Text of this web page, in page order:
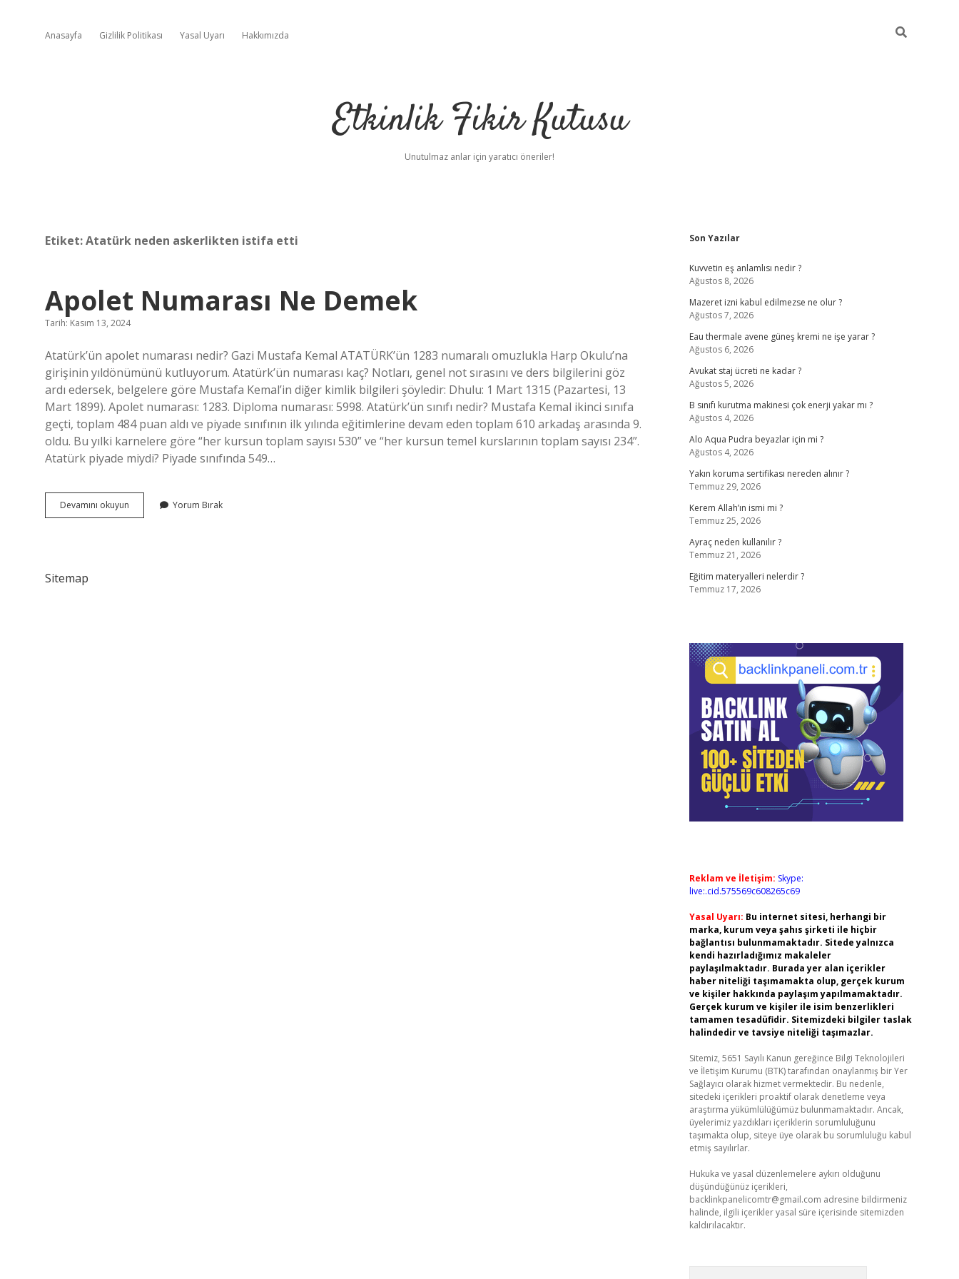
Anasayfa Gizlilik Politikası Yasal Uyarı Hakkımızda
Etkinlik Fikir Kutusu
Unutulmaz anlar için yaratıcı öneriler!
Etiket:Atatürk neden askerlikten istifa etti
Apolet Numarası Ne Demek
Tarih: Kasım 13, 2024
Atatürk’ün apolet numarası nedir? Gazi Mustafa Kemal ATATÜRK’ün 1283 numaralı omuzlukla Harp Okulu’na
girişinin yıldönümünü kutluyorum. Atatürk’ün numarası kaç? Notları, genel not sırasını ve ders bilgilerini göz
ardı edersek, belgelere göre Mustafa Kemal’in diğer kimlik bilgileri şöyledir: Dhulu: 1 Mart 1315 (Pazartesi, 13
Mart 1899). Apolet numarası: 1283. Diploma numarası: 5998. Atatürk’ün sınıfı nedir? Mustafa Kemal ikinci sınıfa
geçti, toplam 484 puan aldı ve piyade sınıfının ilk yılında eğitimlerine devam eden toplam 610 arkadaş arasında 9.
oldu. Bu yılki karnelere göre “her kursun toplam sayısı 530” ve “her kursun temel kurslarının toplam sayısı 234”.
Atatürk piyade miydi? Piyade sınıfında 549…
Devamını okuyun
Numarası
Yorum Bırak
Sitemap
Sidebar
Son Yazılar
Kuvvetin eş anlamlısı nedir ?
Ağustos 8, 2026
Mazeret izni kabul edilmezse ne olur ?
Ağustos 7, 2026
Eau thermale avene güneş kremi ne işe yarar ?
Ağustos 6, 2026
Avukat staj ücreti ne kadar ?
Ağustos 5, 2026
B sınıfı kurutma makinesi çok enerji yakar mı ?
Ağustos 4, 2026
Alo Aqua Pudra beyazlar için mi ?
Ağustos 4, 2026
Yakın koruma sertifikası nereden alınır ?
Temmuz 29, 2026
Kerem Allah’ın ismi mi ?
Temmuz 25, 2026
Ayraç neden kullanılır ?
Temmuz 21, 2026
Eğitim materyalleri nelerdir ?
Temmuz 17, 2026
Reklam ve İletişim: Skype:
live:.cid.575569c608265c69
Yasal Uyarı: Bu internet sitesi, herhangi bir
marka, kurum veya şahıs şirketi ile hiçbir
bağlantısı bulunmamaktadır. Sitede yalnızca
kendi hazırladığımız makaleler
paylaşılmaktadır. Burada yer alan içerikler
haber niteliği taşımamakta olup, gerçek kurum
ve kişiler hakkında paylaşım yapılmamaktadır.
Gerçek kurum ve kişiler ile isim benzerlikleri
tamamen tesadüfidir. Sitemizdeki bilgiler taslak
halindedir ve tavsiye niteliği taşımazlar.
Sitemiz, 5651 Sayılı Kanun gereğince Bilgi Teknolojileri
ve İletişim Kurumu (BTK) tarafından onaylanmış bir Yer
Sağlayıcı olarak hizmet vermektedir. Bu nedenle,
sitedeki içerikleri proaktif olarak denetleme veya
araştırma yükümlülüğümüz bulunmamaktadır. Ancak,
üyelerimiz yazdıkları içeriklerin sorumluluğunu
taşımakta olup, siteye üye olarak bu sorumluluğu kabul
etmiş sayılırlar.
Hukuka ve yasal düzenlemelere aykırı olduğunu
düşündüğünüz içerikleri,
backlinkpanelicomtr@gmail.com adresine bildirmeniz
halinde, ilgili içerikler yasal süre içerisinde sitemizden
kaldırılacaktır.